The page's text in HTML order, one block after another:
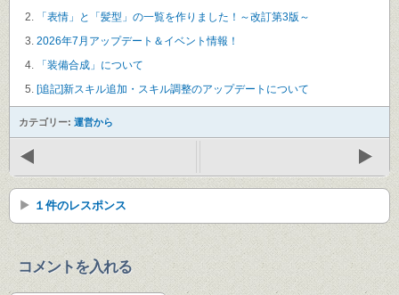
「表情」と「髪型」の一覧を作りました！～改訂第3版～
2026年7月アップデート＆イベント情報！
「装備合成」について
[追記]新スキル追加・スキル調整のアップデートについて
カテゴリー: 運営から
１件のレスポンス
コメントを入れる